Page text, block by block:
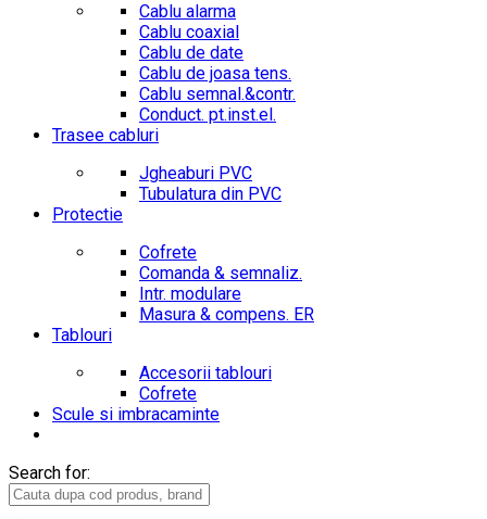
Cablu alarma
Cablu coaxial
Cablu de date
Cablu de joasa tens.
Cablu semnal.&contr.
Conduct. pt.inst.el.
Trasee cabluri
Jgheaburi PVC
Tubulatura din PVC
Protectie
Cofrete
Comanda & semnaliz.
Intr. modulare
Masura & compens. ER
Tablouri
Accesorii tablouri
Cofrete
Scule si imbracaminte
Search for: